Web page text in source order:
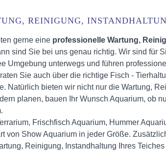
REINIGUNG,
gerne eine professionelle Wartung,
sind Sie bei uns genau richtig. Wir sind für
Umgebung unterwegs und führen
Sie auch über die richtige Fisch -
Natürlich bieten wir nicht nur die Wartung,
planen, bauen Ihr Wunsch Aquarium, ob
Frischfisch Aquarium, Hummer
von Show Aquarium in jeder Größe.
Reinigung, Instandhaltung Ihres